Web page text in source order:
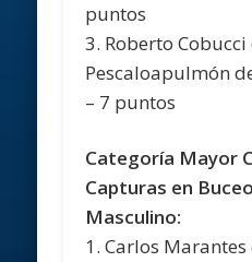
puntos
3. Roberto
Pescaloapulmón
– 7 puntos
Categoría Mayor
Capturas en
Masculino:
1. Carlos